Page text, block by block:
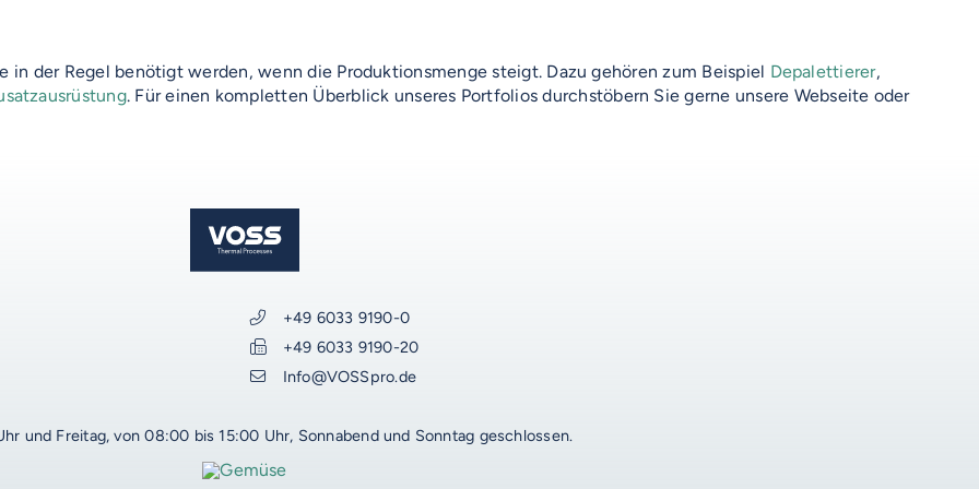
der Regel benötigt werden, wenn die Produktionsmenge steigt. Dazu gehören zum Beispiel Depalettierer,
. Für einen kompletten Überblick unseres Portfolios durchstöbern Sie gerne unsere Webseite oder
+49 6033 9190-0
+49 6033 9190-20
Info@VOSSpro.de
und Freitag, von 08:00 bis 15:00 Uhr, Sonnabend und Sonntag geschlossen.
AUF DIESER SEITE
DIESE SEITE TEILEN